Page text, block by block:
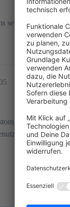
sein anstatt
im Warenkorb